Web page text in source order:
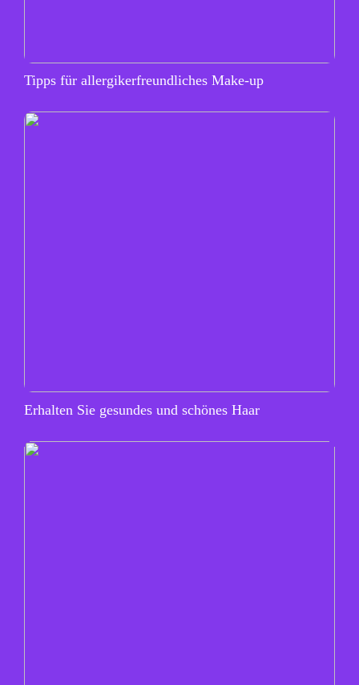
Tipps für allergikerfreundliches Make-up
Erhalten Sie gesundes und schönes Haar